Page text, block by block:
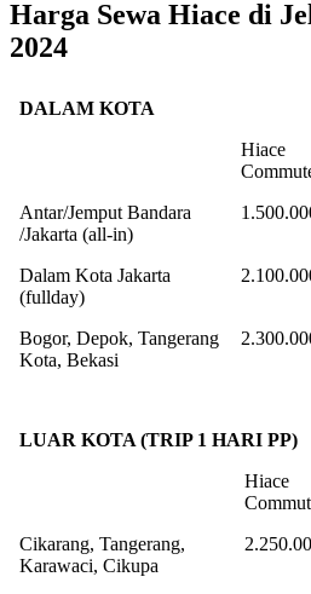
Harga Sewa Hiace di
2024
DALAM KOTA
Hiace
Antar/Jemput Bandara
/Jakarta (all-in)
Dalam Kota Jakarta
(fullday)
Bogor, Depok, Tangerang
Kota, Bekasi
LUAR KOTA (TRIP 1 HARI PP)
Hiace
Cikarang, Tangerang,
Karawaci, Cikupa